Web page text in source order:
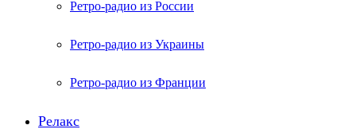
Ретро-радио из России
Ретро-радио из Украины
Ретро-радио из Франции
Релакс